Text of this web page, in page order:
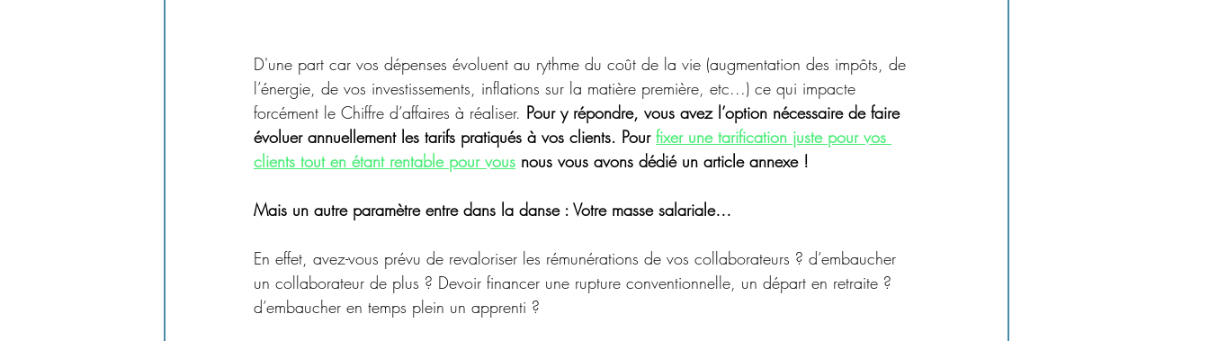
D'une part car vos dépenses évoluent au rythme du coût de la vie (augmentation des impôts, de
l’énergie, de vos investissements, inflations sur la matière première, etc...) ce qui impacte
forcément le Chiffre d’affaires à réaliser. Pour y répondre, vous avez l’option nécessaire de faire
évoluer annuellement les tarifs pratiqués à vos clients. Pour fixer une tarification juste pour vos
clients tout en étant rentable pour vous nous vous avons dédié un article annexe !
Mais un autre paramètre entre dans la danse : Votre masse salariale…
En effet, avez-vous prévu de revaloriser les rémunérations de vos collaborateurs ? d’embaucher
un collaborateur de plus ? Devoir financer une rupture conventionnelle, un départ en retraite ?
d’embaucher en temps plein un apprenti ?